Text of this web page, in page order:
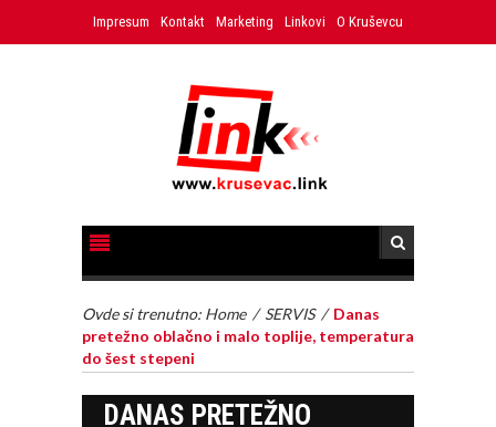
Impresum Kontakt Marketing Linkovi O Kruševcu
Ovde si trenutno: Home / SERVIS / Danas
pretežno oblačno i malo toplije, temperatura
do šest stepeni
DANAS PRETEŽNO